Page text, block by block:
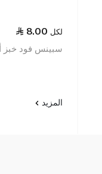
8.00 لكل
سبينس فود خبز
المزيد